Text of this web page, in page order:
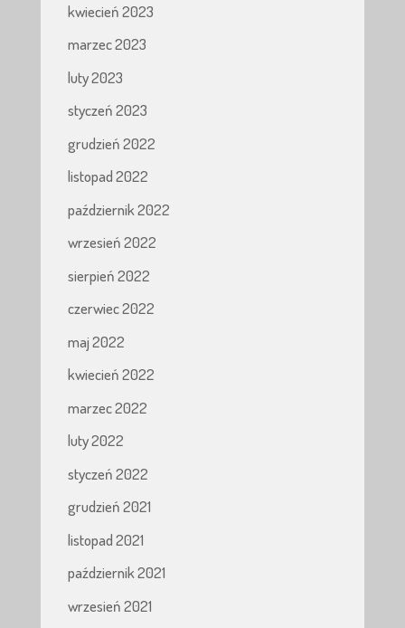
kwiecień 2023
marzec 2023
luty 2023
styczeń 2023
grudzień 2022
listopad 2022
październik 2022
wrzesień 2022
sierpień 2022
czerwiec 2022
maj 2022
kwiecień 2022
marzec 2022
luty 2022
styczeń 2022
grudzień 2021
listopad 2021
październik 2021
wrzesień 2021